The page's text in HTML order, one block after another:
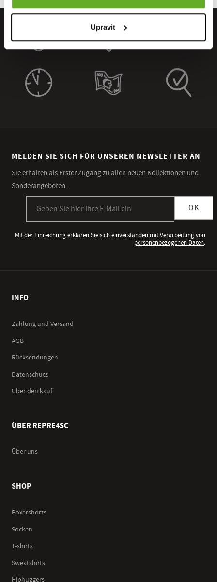
Upravit
MELDEN SIE SICH FÜR UNSEREN NEWSLETTER AN
Sie erhalten als Erster Zugang zu allen neuen Kollektionen und
Sonderangeboten.
OK
Mit der Einreichung erklären Sie sich einverstanden mitVerarbeitung von
personenbezogenen Daten.
INFO
Zahlung und Versand
AGB
Rücksendungen
Datenschutz
Über den kauf
ÜBER REPRE4SC
Über uns
SHOP
Boxershorts
Socken
T-shirts
Sweatshirts
Hiphuggers